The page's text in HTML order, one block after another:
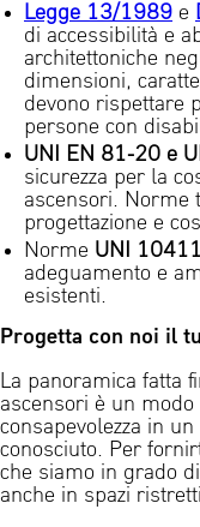
Legge 13/1989 e
di accessibilità e
architettoniche
dimensioni,
devono rispettare
persone con
UNI EN 81-20 e
sicurezza per la
ascensori. Norme
progettazione e
Norme UNI 10411
adeguamento e
esistenti.
Progetta con noi il
La panoramica fatta
ascensori è un
consapevolezza in
conosciuto. Per
che siamo in grado
anche in spazi